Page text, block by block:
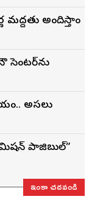
మద్దతు అందిస్తాం
సెంటర్‌ను
అసలు
పాజిబుల్”
ఇంకా చదవండి